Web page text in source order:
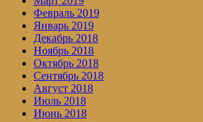
Февраль 2019
Январь 2019
Декабрь 2018
Ноябрь 2018
Октябрь 2018
Сентябрь 2018
Август 2018
Июль 2018
Июнь 2018